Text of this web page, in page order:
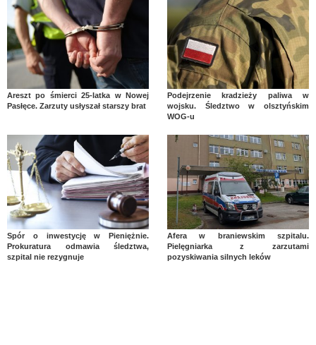
Areszt po śmierci 25-latka w Nowej
Pasłęce. Zarzuty usłyszał starszy brat
Podejrzenie kradzieży paliwa w
wojsku. Śledztwo w olsztyńskim
WOG-u
Spór o inwestycję w Pieniężnie.
Prokuratura odmawia śledztwa,
szpital nie rezygnuje
Afera w braniewskim szpitalu.
Pielęgniarka z zarzutami
pozyskiwania silnych leków